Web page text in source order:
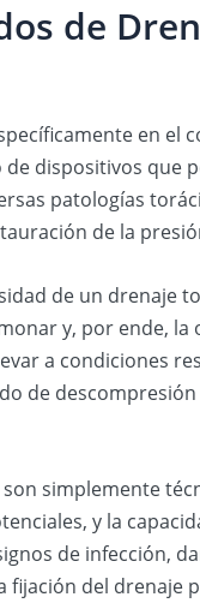
de
en
dispositivos que
patologías
de la
de un drenaje
y, por ende,
a condiciones
de
simplemente
y la
de infección,
del drenaje